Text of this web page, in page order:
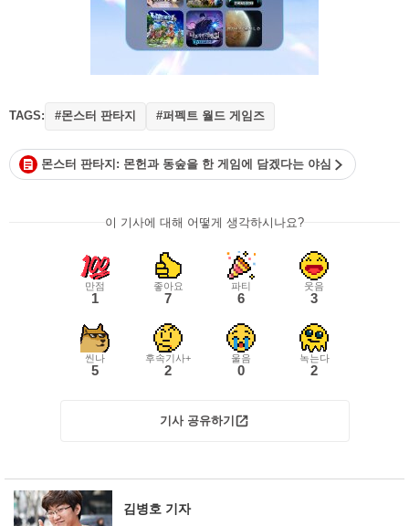
TAGS: #몬스터 판타지 #퍼펙트 월드 게임즈
몬스터 판타지: 몬헌과 동숲을 한 게임에 담겠다는 야심
이 기사에 대해 어떻게 생각하시나요?
만점
1
좋아요
7
파티
6
웃음
3
씬나
5
후속기사+
2
울음
0
녹는다
2
기사 공유하기
김병호 기자